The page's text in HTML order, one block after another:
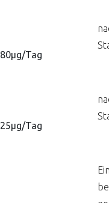
80µg/Tag
25µg/Tag